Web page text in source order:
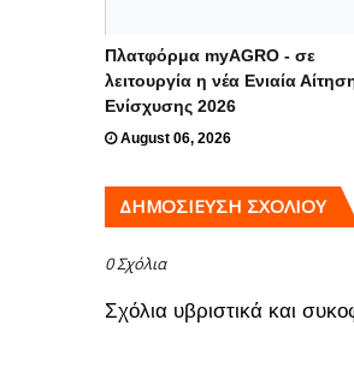
Πλατφόρμα myAGRO - σε
λειτουργία η νέα Ενιαία
Ενίσχυσης 2026
August 06, 2026
ΔΗΜΟΣΊΕΥΣΗ ΣΧΟΛΊΟΥ
0 Σχόλια
Σχόλια υβριστικά και